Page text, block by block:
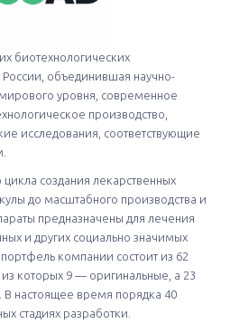
биотехнологических
объединившая научно-
уровня, современное
производство,
исследования, соответствующие
создания лекарственных
до масштабного производства и
предназначены для лечения
и других социально значимых
компании состоит из 62
которых 9 — оригинальные, а 23
настоящее время порядка 40
стадиях разработки.